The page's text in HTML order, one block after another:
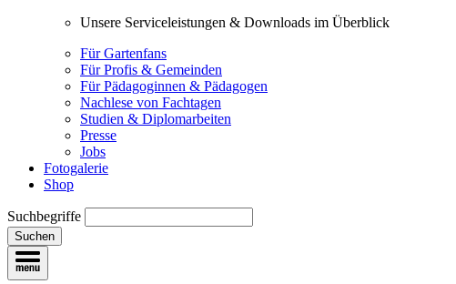
Unsere Serviceleistungen & Downloads im Überblick
Für Gartenfans
Für Profis & Gemeinden
Für Pädagoginnen & Pädagogen
Nachlese von Fachtagen
Studien & Diplomarbeiten
Presse
Jobs
Fotogalerie
Shop
Suchbegriffe
Suchen